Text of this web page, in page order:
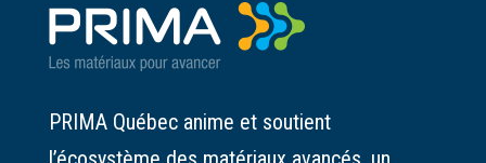
PRIMA Québec anime et soutient